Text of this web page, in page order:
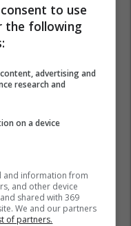
to use
the following
advertising and
research and
on a device
and information from
and other device
shared with 369
We and our partners
of partners.